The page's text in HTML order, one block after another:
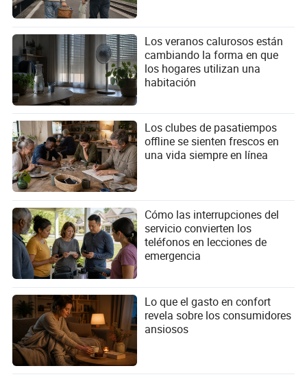
Los veranos calurosos están
cambiando la forma en que
los hogares utilizan una
habitación
Los clubes de pasatiempos
offline se sienten frescos en
una vida siempre en línea
Cómo las interrupciones del
servicio convierten los
teléfonos en lecciones de
emergencia
Lo que el gasto en confort
revela sobre los consumidores
ansiosos